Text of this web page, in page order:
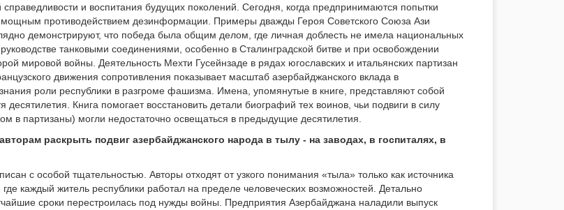
и воспитания будущих поколений. Сегодня, когда предпринимаются попытки
мощным противодействием дезинформации. Примеры дважды Героя Советского Союза Ази
демонстрируют, что победа была общим делом, где личная доблесть не имела национальных
танковыми соединениями, особенно в Сталинградской битве и при освобождении
мировой войны. Деятельность Мехти Гусейнзаде в рядах югославских и итальянских партизан
движения сопротивления показывает масштаб азербайджанского вклада в
роли республики в разгроме фашизма. Имена, упомянутые в книге, представляют собой
Книга помогает восстановить детали биографий тех воинов, чьи подвиги в силу
в партизаны) могли недостаточно освещаться в предыдущие десятилетия.
раскрыть подвиг азербайджанского народа в тылу - на заводах, в госпиталях, в
с особой тщательностью. Авторы отходят от узкого понимания «тыла» только как источника
каждый житель республики работал на пределе человеческих возможностей. Детально
сроки перестроилась под нужды войны. Предприятия Азербайджана наладили выпуск